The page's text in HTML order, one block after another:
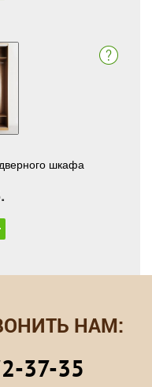
шкафа
НАМ:
37-35